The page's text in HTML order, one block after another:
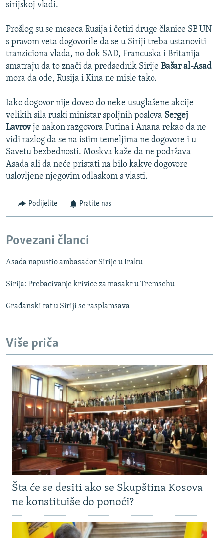
sirijskoj vladi.
Prošlog su se meseca Rusija i četiri druge članice SB UN
s pravom veta dogovorile da se u Siriji treba ustanoviti
tranziciona vlada, no dok SAD, Francuska i Britanija
smatraju da to znači da predsednik Sirije Bašar al-Asad
mora da ode, Rusija i Kina ne misle tako.
Iako dogovor nije doveo do neke usuglašene akcije
velikih sila ruski ministar spoljnih poslova Sergej
Lavrovje nakon razgovora Putina i Anana rekao da ne
vidi razlog da se na istim temeljima ne dogovore i u
Savetu bezbednosti. Moskva kaže da ne podržava
Asada ali da neće pristati na bilo kakve dogovore
uslovljene njegovim odlaskom s vlasti.
Podijelite Pratite nas
Povezani članci
Asada napustio ambasador Sirije u Iraku
Sirija: Prebacivanje krivice za masakr u Tremsehu
Građanski rat u Siriji se rasplamsava
Više priča
Šta će se desiti ako se Skupština Kosova
ne konstituiše do ponoći?